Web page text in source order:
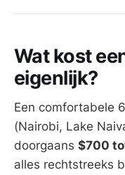
Wat kost
eigenlijk?
Een comfortabele
(Nairobi, Lake
doorgaans $700
alles rechtstreeks